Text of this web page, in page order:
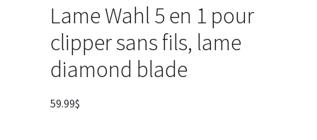
GEIB
GAIN GROOMING
Lame Wahl 5 en 1 pour
clipper sans fils, lame
diamond blade
59.99$